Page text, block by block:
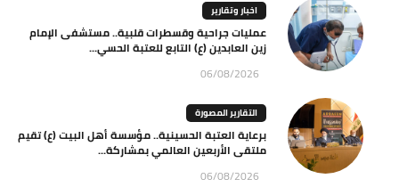
اخبار وتقارير
عمليات جراحية وقسطرات قلبية.. مستشفى الإمام
زين العابدين (ع) التابع للعتبة الحسي...
06/08/2026
التقارير المصورة
برعاية العتبة الحسينية.. مؤسسة أهل البيت (ع) تقيم
ملتقى الأربعين العالمي بمشاركة...
06/08/2026